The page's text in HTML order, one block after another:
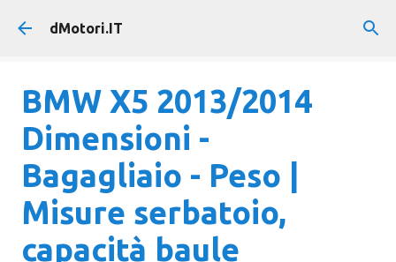
Passa ai contenuti principali
dMotori.IT
BMW X5 2013/2014
Dimensioni -
Bagagliaio - Peso |
Misure serbatoio,
capacità baule